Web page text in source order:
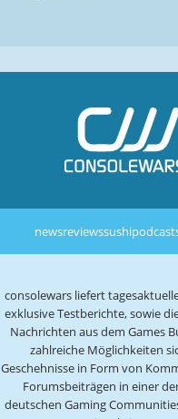
newsreviewssushi
consolewars liefert
exklusive Testberichte, sowie
Nachrichten aus dem Games
zahlreiche Möglichkeiten
Geschehnisse in Form von
Forumsbeiträgen in einer
deutschen Gaming